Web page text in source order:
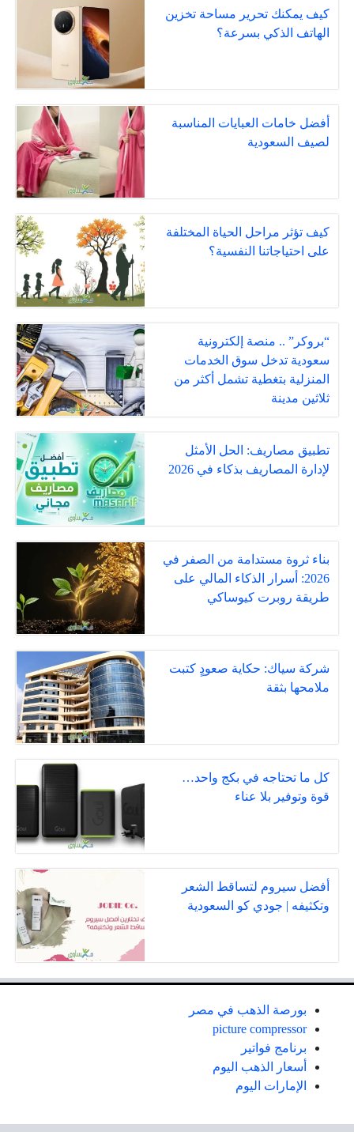
كيف يمكنك تحرير مساحة تخزين
الهاتف الذكي بسرعة؟
أفضل خامات العبايات المناسبة
لصيف السعودية
كيف تؤثر مراحل الحياة المختلفة
على احتياجاتنا النفسية؟
“بروكر” .. منصة إلكترونية
سعودية تدخل سوق الخدمات
المنزلية بتغطية تشمل أكثر من
ثلاثين مدينة
تطبيق مصاريف: الحل الأمثل
لإدارة المصاريف بذكاء في 2026
بناء ثروة مستدامة من الصفر في
2026: أسرار الذكاء المالي على
طريقة روبرت كيوساكي
شركة سياك: حكاية صعودٍ كتبت
ملامحها بثقة
كل ما تحتاجه في بكج واحد…
قوة وتوفير بلا عناء
أفضل سيروم لتساقط الشعر
وتكثيفه | جودي كو السعودية
بورصة الذهب في مصر
picture compressor
برنامج فواتير
أسعار الذهب اليوم
الإمارات اليوم